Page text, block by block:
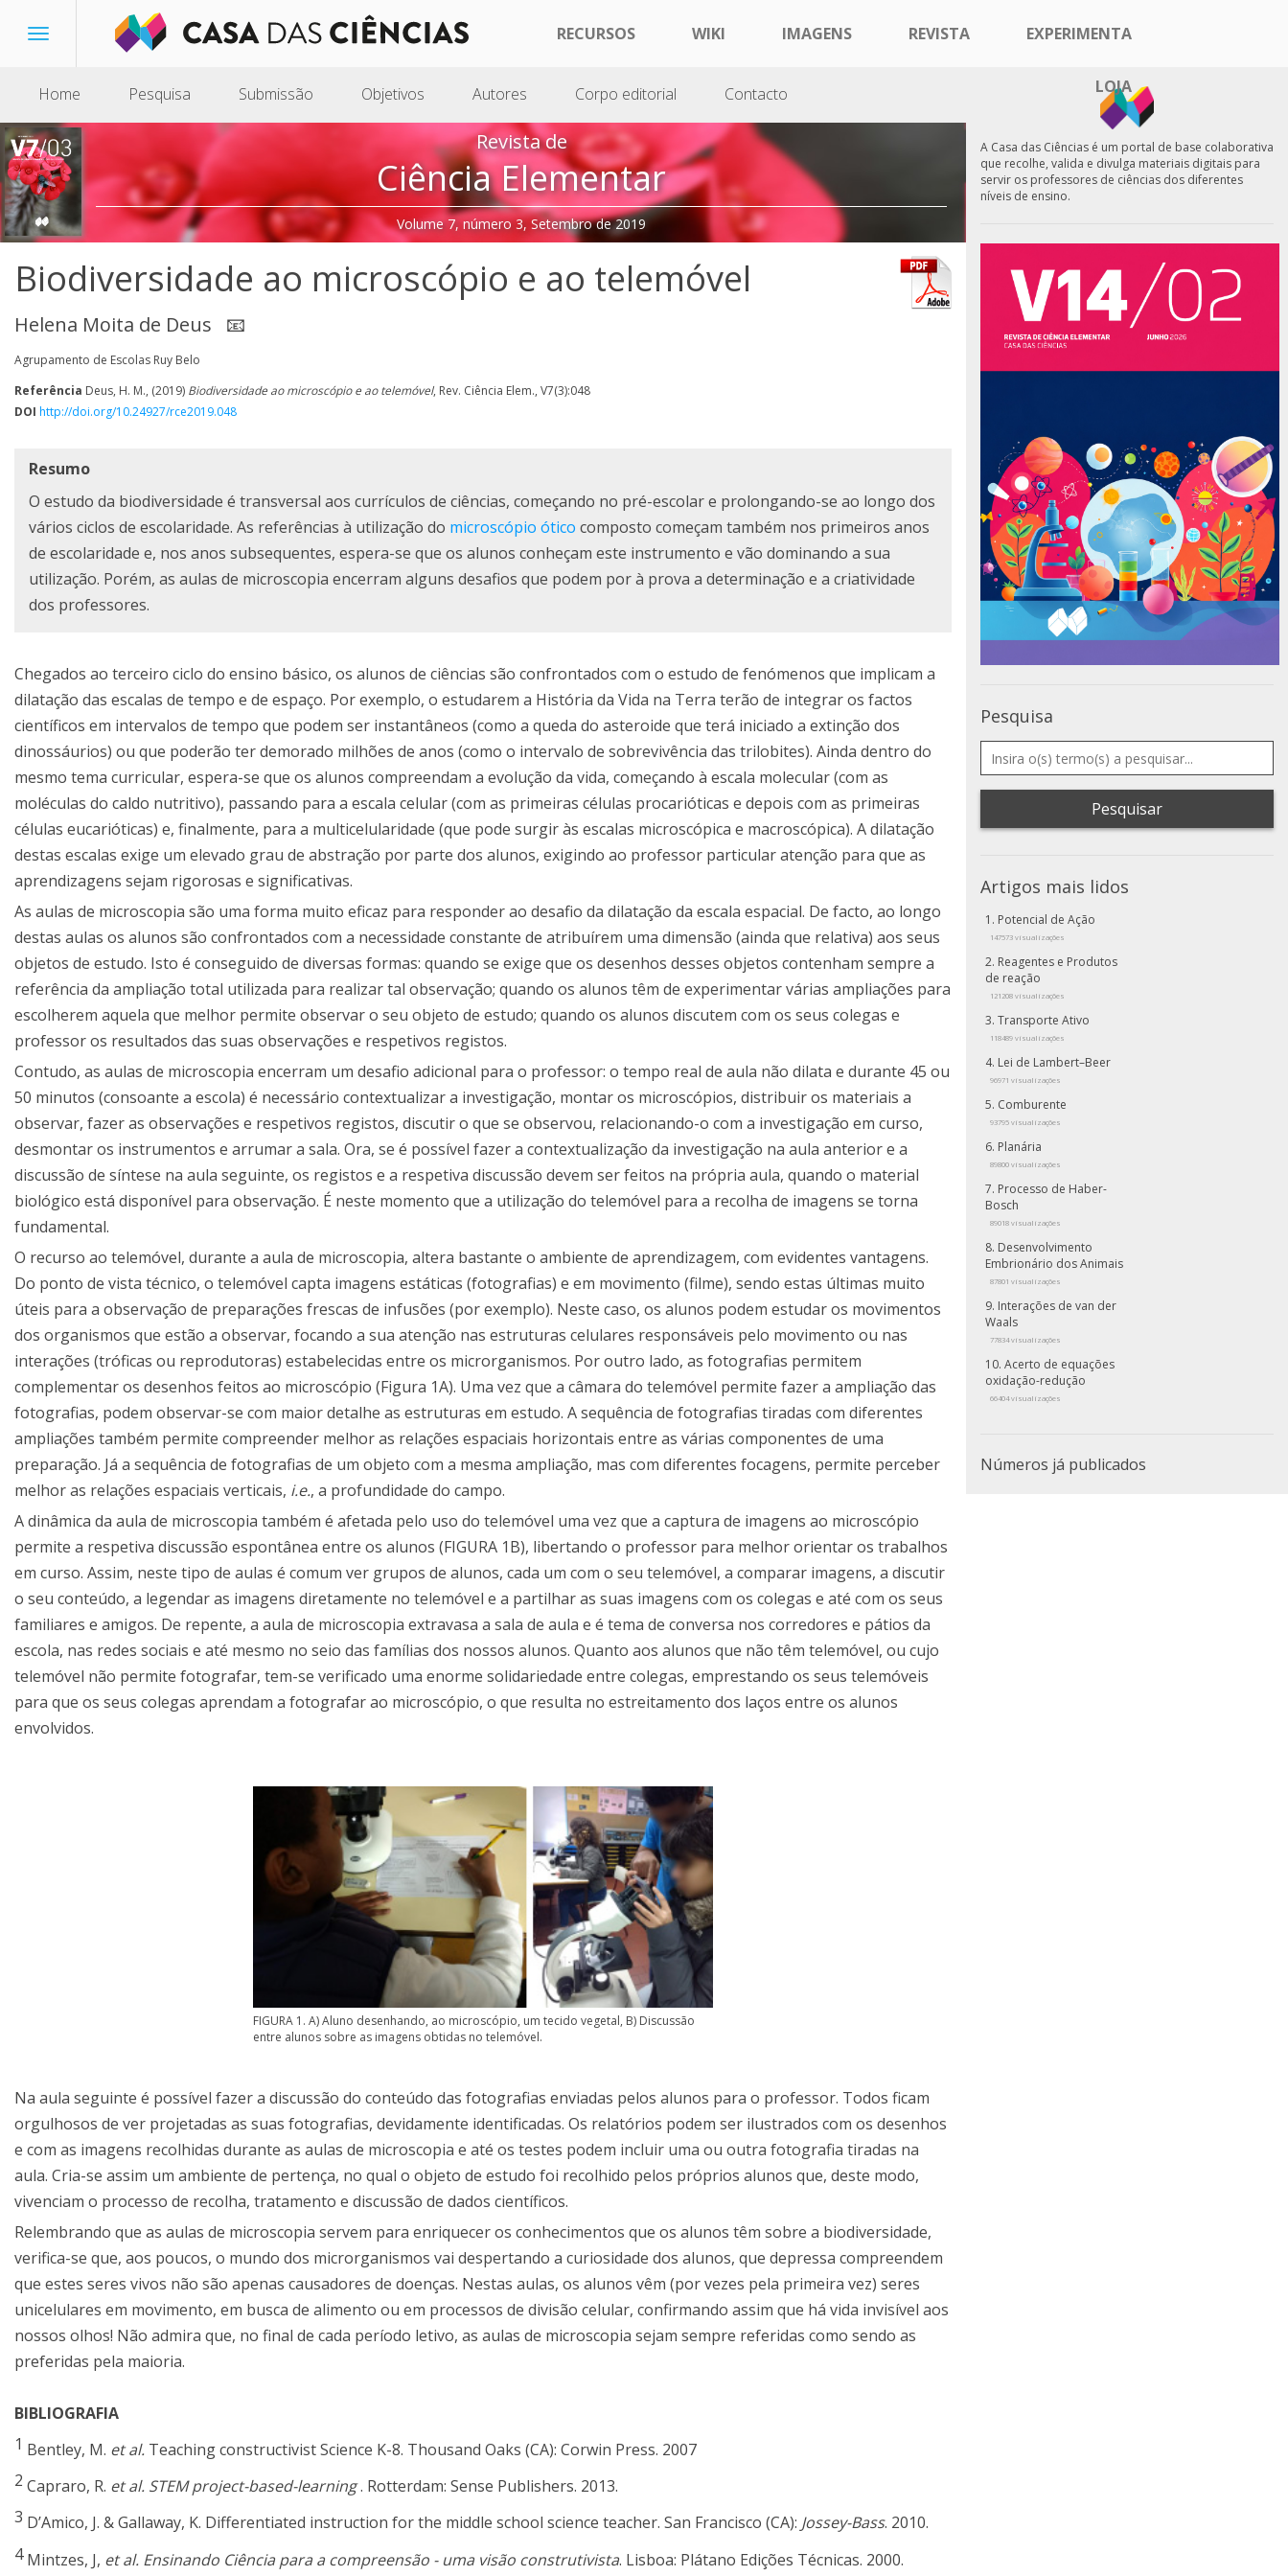
Toggle
RECURSOS WIKI IMAGENS REVISTA EXPERIMENTA
LOJA
Home Pesquisa Submissão Objetivos Autores Corpo editorial Contacto
Revista de
Ciência Elementar
Volume 7, número 3, Setembro de 2019
Biodiversidade ao microscópio e ao telemóvel
Helena Moita de Deus 📧
Agrupamento de Escolas Ruy Belo
Referência Deus, H. M., (2019) Biodiversidade ao microscópio e ao telemóvel, Rev. Ciência Elem., V7(3):048
DOI http://doi.org/10.24927/rce2019.048
Resumo
O estudo da biodiversidade é transversal aos currículos de ciências, começando no pré-escolar e prolongando-se ao longo dos
vários ciclos de escolaridade. As referências à utilização do microscópio ótico composto começam também nos primeiros anos
de escolaridade e, nos anos subsequentes, espera-se que os alunos conheçam este instrumento e vão dominando a sua
utilização. Porém, as aulas de microscopia encerram alguns desafios que podem por à prova a determinação e a criatividade
dos professores.
Chegados ao terceiro ciclo do ensino básico, os alunos de ciências são confrontados com o estudo de fenómenos que implicam a
dilatação das escalas de tempo e de espaço. Por exemplo, o estudarem a História da Vida na Terra terão de integrar os factos
científicos em intervalos de tempo que podem ser instantâneos (como a queda do asteroide que terá iniciado a extinção dos
dinossáurios) ou que poderão ter demorado milhões de anos (como o intervalo de sobrevivência das trilobites). Ainda dentro do
mesmo tema curricular, espera-se que os alunos compreendam a evolução da vida, começando à escala molecular (com as
moléculas do caldo nutritivo), passando para a escala celular (com as primeiras células procarióticas e depois com as primeiras
células eucarióticas) e, finalmente, para a multicelularidade (que pode surgir às escalas microscópica e macroscópica). A dilatação
destas escalas exige um elevado grau de abstração por parte dos alunos, exigindo ao professor particular atenção para que as
aprendizagens sejam rigorosas e significativas.
As aulas de microscopia são uma forma muito eficaz para responder ao desafio da dilatação da escala espacial. De facto, ao longo
destas aulas os alunos são confrontados com a necessidade constante de atribuírem uma dimensão (ainda que relativa) aos seus
objetos de estudo. Isto é conseguido de diversas formas: quando se exige que os desenhos desses objetos contenham sempre a
referência da ampliação total utilizada para realizar tal observação; quando os alunos têm de experimentar várias ampliações para
escolherem aquela que melhor permite observar o seu objeto de estudo; quando os alunos discutem com os seus colegas e
professor os resultados das suas observações e respetivos registos.
Contudo, as aulas de microscopia encerram um desafio adicional para o professor: o tempo real de aula não dilata e durante 45 ou
50 minutos (consoante a escola) é necessário contextualizar a investigação, montar os microscópios, distribuir os materiais a
observar, fazer as observações e respetivos registos, discutir o que se observou, relacionando-o com a investigação em curso,
desmontar os instrumentos e arrumar a sala. Ora, se é possível fazer a contextualização da investigação na aula anterior e a
discussão de síntese na aula seguinte, os registos e a respetiva discussão devem ser feitos na própria aula, quando o material
biológico está disponível para observação. É neste momento que a utilização do telemóvel para a recolha de imagens se torna
fundamental.
O recurso ao telemóvel, durante a aula de microscopia, altera bastante o ambiente de aprendizagem, com evidentes vantagens.
Do ponto de vista técnico, o telemóvel capta imagens estáticas (fotografias) e em movimento (filme), sendo estas últimas muito
úteis para a observação de preparações frescas de infusões (por exemplo). Neste caso, os alunos podem estudar os movimentos
dos organismos que estão a observar, focando a sua atenção nas estruturas celulares responsáveis pelo movimento ou nas
interações (tróficas ou reprodutoras) estabelecidas entre os microrganismos. Por outro lado, as fotografias permitem
complementar os desenhos feitos ao microscópio (Figura 1A). Uma vez que a câmara do telemóvel permite fazer a ampliação das
fotografias, podem observar-se com maior detalhe as estruturas em estudo. A sequência de fotografias tiradas com diferentes
ampliações também permite compreender melhor as relações espaciais horizontais entre as várias componentes de uma
preparação. Já a sequência de fotografias de um objeto com a mesma ampliação, mas com diferentes focagens, permite perceber
melhor as relações espaciais verticais, i.e., a profundidade do campo.
A dinâmica da aula de microscopia também é afetada pelo uso do telemóvel uma vez que a captura de imagens ao microscópio
permite a respetiva discussão espontânea entre os alunos (FIGURA 1B), libertando o professor para melhor orientar os trabalhos
em curso. Assim, neste tipo de aulas é comum ver grupos de alunos, cada um com o seu telemóvel, a comparar imagens, a discutir
o seu conteúdo, a legendar as imagens diretamente no telemóvel e a partilhar as suas imagens com os colegas e até com os seus
familiares e amigos. De repente, a aula de microscopia extravasa a sala de aula e é tema de conversa nos corredores e pátios da
escola, nas redes sociais e até mesmo no seio das famílias dos nossos alunos. Quanto aos alunos que não têm telemóvel, ou cujo
telemóvel não permite fotografar, tem-se verificado uma enorme solidariedade entre colegas, emprestando os seus telemóveis
para que os seus colegas aprendam a fotografar ao microscópio, o que resulta no estreitamento dos laços entre os alunos
envolvidos.
FIGURA 1. A) Aluno desenhando, ao microscópio, um tecido vegetal, B) Discussão
entre alunos sobre as imagens obtidas no telemóvel.
Na aula seguinte é possível fazer a discussão do conteúdo das fotografias enviadas pelos alunos para o professor. Todos ficam
orgulhosos de ver projetadas as suas fotografias, devidamente identificadas. Os relatórios podem ser ilustrados com os desenhos
e com as imagens recolhidas durante as aulas de microscopia e até os testes podem incluir uma ou outra fotografia tiradas na
aula. Cria-se assim um ambiente de pertença, no qual o objeto de estudo foi recolhido pelos próprios alunos que, deste modo,
vivenciam o processo de recolha, tratamento e discussão de dados científicos.
Relembrando que as aulas de microscopia servem para enriquecer os conhecimentos que os alunos têm sobre a biodiversidade,
verifica-se que, aos poucos, o mundo dos microrganismos vai despertando a curiosidade dos alunos, que depressa compreendem
que estes seres vivos não são apenas causadores de doenças. Nestas aulas, os alunos vêm (por vezes pela primeira vez) seres
unicelulares em movimento, em busca de alimento ou em processos de divisão celular, confirmando assim que há vida invisível aos
nossos olhos! Não admira que, no final de cada período letivo, as aulas de microscopia sejam sempre referidas como sendo as
preferidas pela maioria.
BIBLIOGRAFIA
1 Bentley, M. et al. Teaching constructivist Science K-8. Thousand Oaks (CA): Corwin Press. 2007
2 Capraro, R. et al. STEM project-based-learning. Rotterdam: Sense Publishers. 2013.
3 D’Amico, J. & Gallaway, K. Differentiated instruction for the middle school science teacher. San Francisco (CA): Jossey-Bass. 2010.
4Mintzes, J, et al. Ensinando Ciência para a compreensão - uma visão construtivista. Lisboa: Plátano Edições Técnicas. 2000.
A Casa das Ciências é um portal de base colaborativa
que recolhe, valida e divulga materiais digitais para
servir os professores de ciências dos diferentes
níveis de ensino.
Pesquisa
Pesquisar
Artigos mais lidos
Potencial de Ação
147573 visualizações
Reagentes e Produtos
de reação
121208 visualizações
Transporte Ativo
118489 visualizações
Lei de Lambert–Beer
96971 visualizações
Comburente
93795 visualizações
Planária
89800 visualizações
Processo de Haber-
Bosch
89018 visualizações
Desenvolvimento
Embrionário dos Animais
87801 visualizações
Interações de van der
Waals
77834 visualizações
Acerto de equações
oxidação-redução
66404 visualizações
Números já publicados